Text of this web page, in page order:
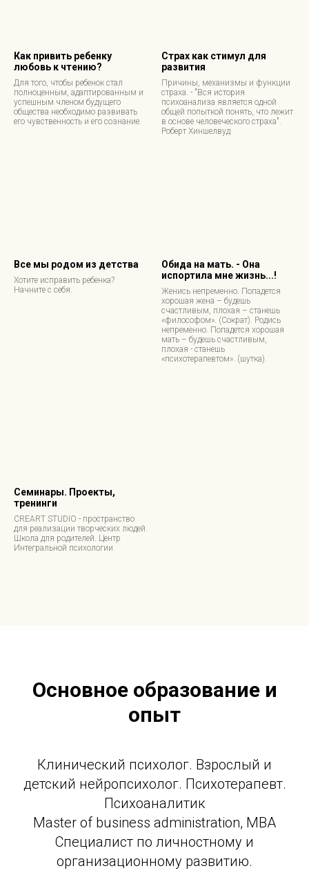
Как привить ребенку
любовь к чтению?
Для того, чтобы ребенок стал
полноценным, адаптированным и
успешным членом будущего
общества необходимо развивать
его чувственность и его сознание.
Страх как стимул для
развития
Причины, механизмы и функции
страха. - "Вся история
психоанализа является одной
общей попыткой понять, что лежит
в основе человеческого страха".
Роберт Хиншелвуд
Все мы родом из детства
Хотите исправить ребенка?
Начните с себя.
Обида на мать. - Она
испортила мне жизнь...!
Женись непременно. Попадется
хорошая жена – будешь
счастливым, плохая – станешь
«философом». (Сократ). Родись
непременно. Попадется хорошая
мать – будешь счастливым,
плохая - станешь
«психотерапевтом». (шутка).
Семинары. Проекты,
тренинги
CREART STUDIO - пространство
для реализации творческих людей.
Школа для родителей. Центр
Интегральной психологии
Основное образование и
опыт
Клинический психолог. Взрослый и
детский нейропсихолог. Психотерапевт.
Психоаналитик
Master of business administration, MBA
Специалиcт по личностному и
организационному развитию.